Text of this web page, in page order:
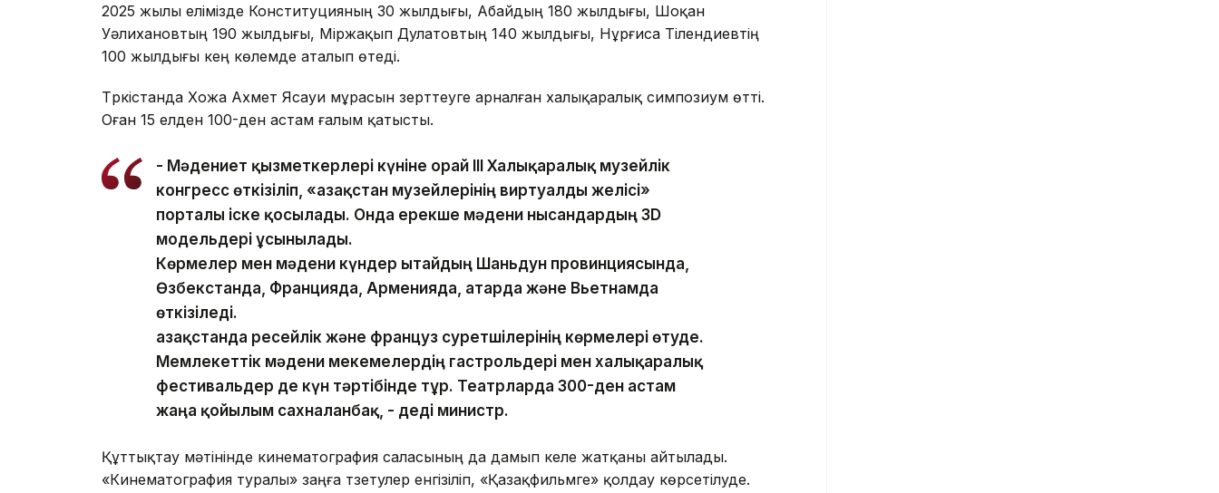
2025 жылы елімізде Конституцияның 30 жылдығы, Абайдың 180 жылдығы, Шоқан
Уәлихановтың 190 жылдығы, Міржақып Дулатовтың 140 жылдығы, Нұрғиса Тілендиевтің
100 жылдығы кең көлемде аталып өтеді.
Түркістанда Хожа Ахмет Ясауи мұрасын зерттеуге арналған халықаралық симпозиум өтті.
Оған 15 елден 100-ден астам ғалым қатысты.
- Мәдениет қызметкерлері күніне орай III Халықаралық музейлік
конгресс өткізіліп, «Қазақстан музейлерінің виртуалды желісі»
порталы іске қосылады. Онда ерекше мәдени нысандардың 3D
модельдері ұсынылады.
Көрмелер мен мәдени күндер Қытайдың Шаньдун провинциясында,
Өзбекстанда, Францияда, Арменияда, Қатарда және Вьетнамда
өткізіледі.
Қазақстанда ресейлік және француз суретшілерінің көрмелері өтуде.
Мемлекеттік мәдени мекемелердің гастрольдері мен халықаралық
фестивальдер де күн тәртібінде тұр. Театрларда 300-ден астам
жаңа қойылым сахналанбақ, - деді министр.
Құттықтау мәтінінде кинематография саласының да дамып келе жатқаны айтылады.
«Кинематография туралы» заңға түзетулер енгізіліп, «Қазақфильмге» қолдау көрсетілуде.